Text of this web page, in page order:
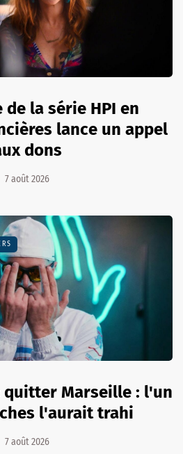
de la série HPI en
lance un appel
dons
7 août 2026
quitter Marseille : l'un
l'aurait trahi
7 août 2026